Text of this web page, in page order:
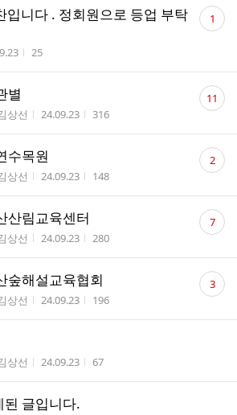
입니다 . 정회원으로 등업 부탁
간 조회수
25
댓
글 1
별
성자
상선 작성시간
24.09.23 조회수
316
댓
글11
수목원
성자
상선 작성시간
24.09.23 조회수
148
댓
글 2
산림교육센터
성자
상선 작성시간
24.09.23 조회수
280
댓
글 7
숲해설교육협회
성자
상선 작성시간
24.09.23 조회수
196
댓
글 3
성자
상선 작성시간
24.09.23 조회수
67
된 글입니다.